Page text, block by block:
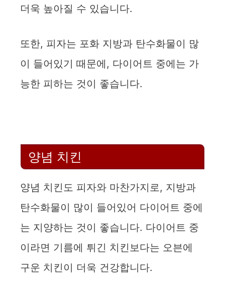
더욱 높아질 수 있습니다.
또한, 피자는 포화 지방과 탄수화물이 많
이 들어있기 때문에, 다이어트 중에는 가
능한 피하는 것이 좋습니다.
양념 치킨
양념 치킨도 피자와 마찬가지로, 지방과
탄수화물이 많이 들어있어 다이어트 중에
는 지양하는 것이 좋습니다. 다이어트 중
이라면 기름에 튀긴 치킨보다는 오븐에
구운 치킨이 더욱 건강합니다.